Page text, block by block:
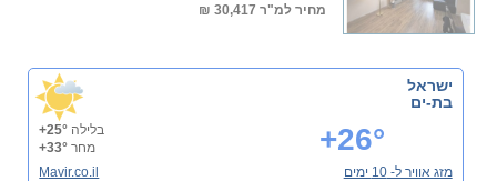
מחיר למ"ר 30,417 ₪
ישראל
בת-ים
+26° בלילה +25°
מחר +33°
מזג אוויר ל- 10 ימים
Mavir.co.il